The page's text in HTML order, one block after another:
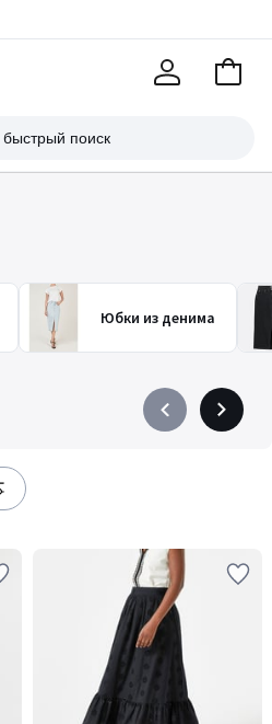
В
Юбки из денима
PrécédentSuivant